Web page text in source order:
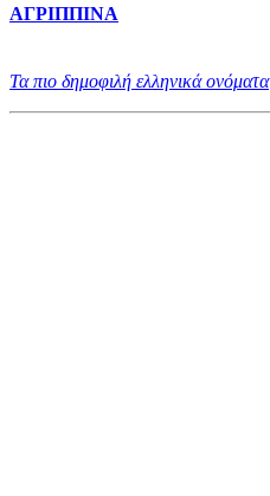
ΑΓΡΙΠΠΙΝΑ
Τα πιο δημοφιλή ελληνικά ονόματα